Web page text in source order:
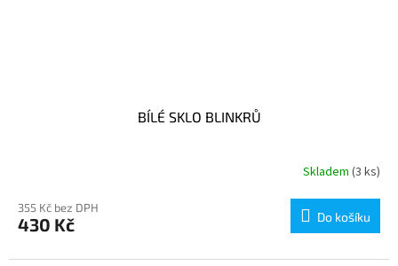
BÍLÉ SKLO BLINKRŮ
Skladem (3 ks)
355 Kč bez DPH
430 Kč Do košíku